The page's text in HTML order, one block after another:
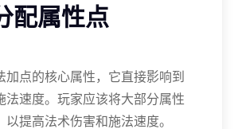
配属性点
加点的核心属性，它直接影响到
法速度。玩家应该将大部分属性
以提高法术伤害和施法速度。